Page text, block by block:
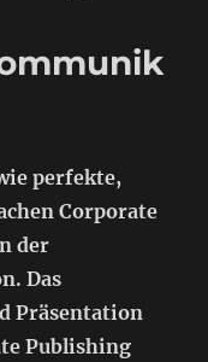
perfekte,
Corporate
der
Das
Präsentation
Publishing